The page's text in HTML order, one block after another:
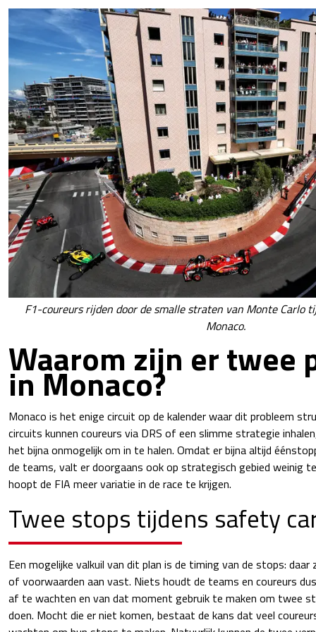
F1-coureurs rijden door de smalle straten van Monte Carlo
Monaco.
Waarom zijn er twee
in Monaco?
Monaco is het enige circuit op de kalender waar dit probleem
circuits kunnen coureurs via DRS of een slimme strategie
het bijna onmogelijk om in te halen. Omdat er bijna altijd
de teams, valt er doorgaans ook op strategisch gebied weinig
hoopt de FIA meer variatie in de race te krijgen.
Twee stops tijdens safety
Een mogelijke valkuil van dit plan is de timing van de stops:
of voorwaarden aan vast. Niets houdt de teams en coureurs
af te wachten en van dat moment gebruik te maken om twee
doen. Mocht die er niet komen, bestaat de kans dat veel